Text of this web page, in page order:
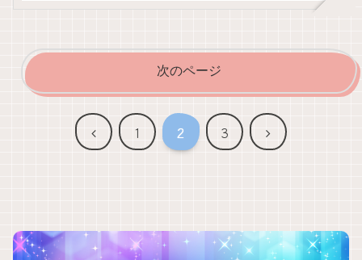
次のページ
前
1 2 3
次